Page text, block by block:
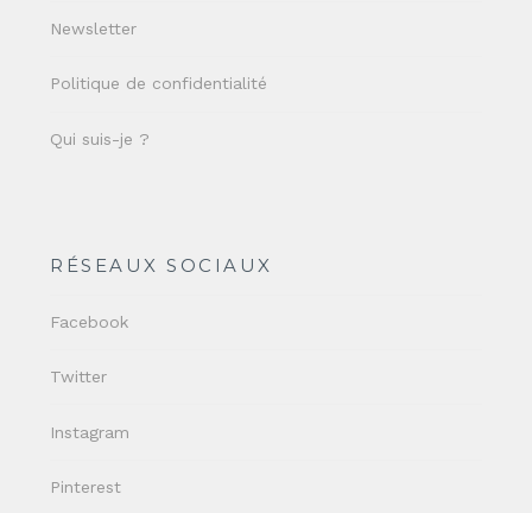
Newsletter
Politique de confidentialité
Qui suis-je ?
RÉSEAUX SOCIAUX
Facebook
Twitter
Instagram
Pinterest